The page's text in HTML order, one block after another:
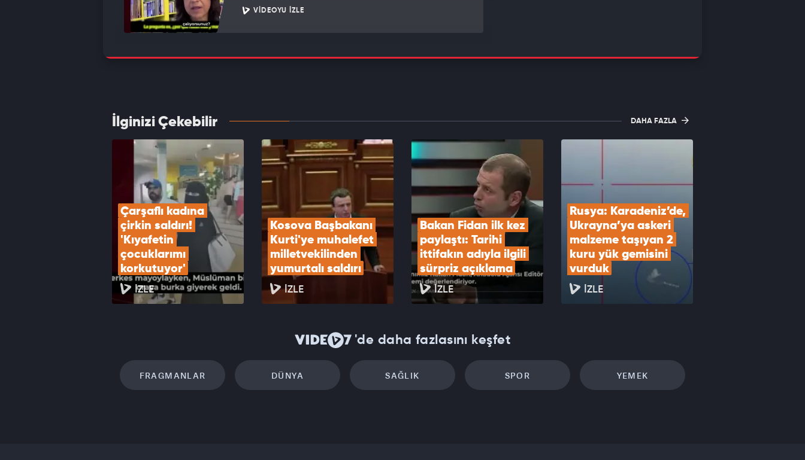
VIDEOYU İZLE
Alman Meclis Başkanvekilinden skandal 'af' çağrısı:
"Terörsüz Türkiye" adımını yanlış yorumladı
İlginizi Çekebilir DAHA FAZLA
Çarşaflı kadına
çirkin saldırı!
'Kıyafetin
çocuklarımı
korkutuyor'
İZLE
Kosova Başbakanı
Kurti'ye muhalefet
milletvekilinden
yumurtalı saldırı
İZLE
Bakan Fidan ilk kez
paylaştı: Tarihi
ittifakın adıyla ilgili
sürpriz açıklama
İZLE
Rusya: Karadeniz’de,
Ukrayna’ya askeri
malzeme taşıyan 2
kuru yük gemisini
vurduk
İZLE
'de daha fazlasını keşfet
FRAGMANLAR DÜNYA SAĞLIK SPOR YEMEK